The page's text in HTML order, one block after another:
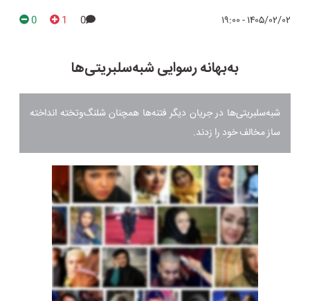
۱۴۰۵/۰۲/۰۲ - ۱۹:۰۰ 0
1
0
به‌بهانه رسوایی شبه‌سلبریتی‌ها
شبه‌سلبریتی‌ها در جریان دیگر فتنه‌ها همچنان شلنگ‌وتخته انداخته
ساز مخالف خود را زدند.